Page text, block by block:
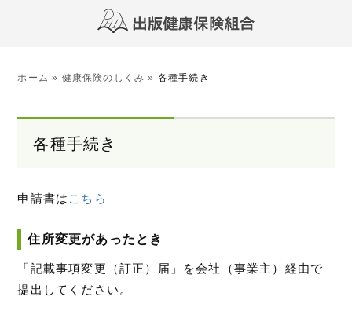
ホーム » 健康保険のしくみ » 各種手続き
各種手続き
申請書は こちら
住所変更があったとき
「記載事項変更（訂正）届」を会社（事業主）経由で
提出してください。